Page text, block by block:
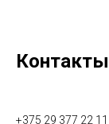
Контакты
+375 29 377 22 11